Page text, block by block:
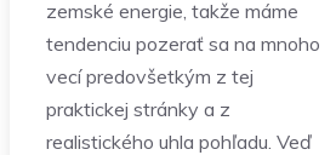
zemské energie, takže máme
tendenciu pozerať sa na mnoho
vecí predovšetkým z tej
praktickej stránky a z
realistického uhla pohľadu. Veď